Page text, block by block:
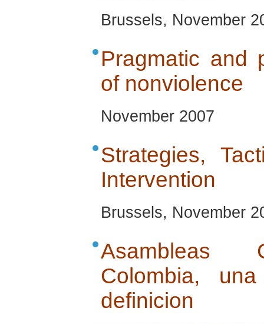
Brussels, November
Pragmatic and
of nonviolence
November 2007
Strategies,
Intervention
Brussels, November
Asambleas
Colombia,
definicion